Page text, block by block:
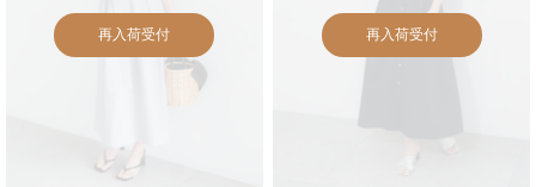
再入荷受付 再入荷受付